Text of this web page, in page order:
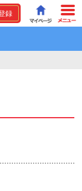
録